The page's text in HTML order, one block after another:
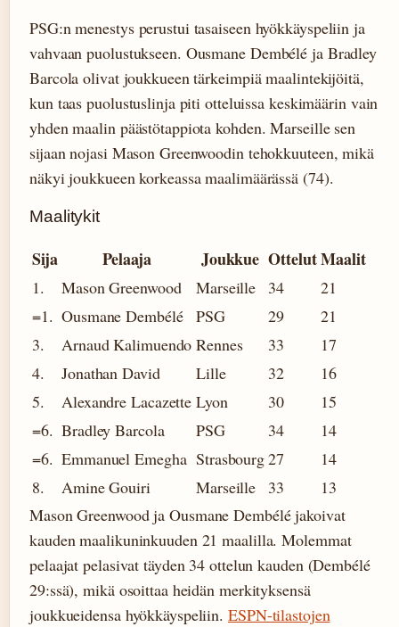
PSG:n menestys perustui tasaiseen hyökkäyspeliin ja
vahvaan puolustukseen. Ousmane Dembélé ja Bradley
Barcola olivat joukkueen tärkeimpiä maalintekijöitä,
kun taas puolustuslinja piti otteluissa keskimäärin vain
yhden maalin päästötappiota kohden. Marseille sen
sijaan nojasi Mason Greenwoodin tehokkuuteen, mikä
näkyi joukkueen korkeassa maalimäärässä (74).
Maalitykit
Sija Pelaaja Joukkue OttelutMaalit
1. Mason Greenwood Marseille 34
21
=1. Ousmane Dembélé PSG 29
21
3.
Arnaud Kalimuendo Rennes 33
17
4.
Jonathan David Lille 32
16
5.
Alexandre Lacazette Lyon 30
15
=6. Bradley Barcola PSG 34
14
=6. Emmanuel Emegha Strasbourg27
14
8.
Amine Gouiri Marseille 33
13
Mason Greenwood ja Ousmane Dembélé jakoivat
kauden maalikuninkuuden 21 maalilla. Molemmat
pelaajat pelasivat täyden 34 ottelun kauden (Dembélé
29:ssä), mikä osoittaa heidän merkityksensä
joukkueidensa hyökkäyspeliin. ESPN-tilastojen